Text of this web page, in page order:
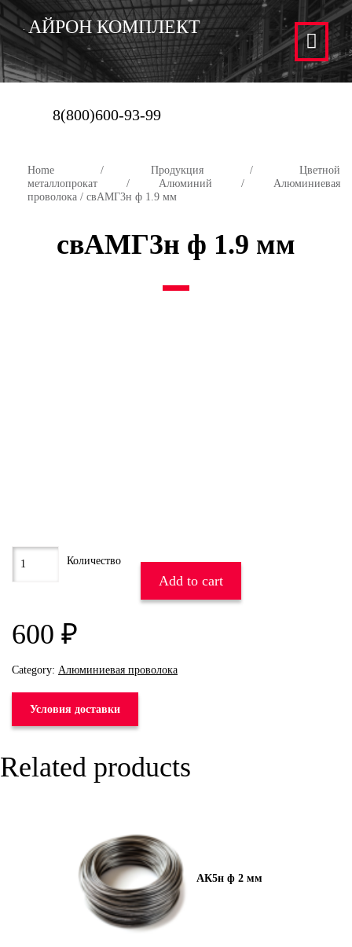
АЙРОН КОМПЛЕКТ
8(800)600-93-99
Home / Продукция/ Цветной
металлопрокат / Алюминий / Алюминиевая
проволока / свАМГ3н ф 1.9 мм
свАМГ3н ф 1.9 мм
600 ₽
Add to cart
Category: Алюминиевая проволока
Условия доставки
Related products
АК5н ф 2 мм